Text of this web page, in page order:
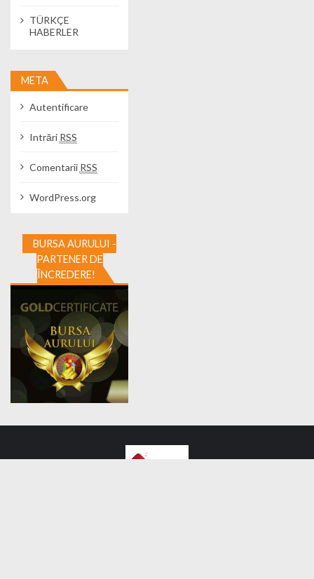
TÜRKÇE
HABERLER
META
Autentificare
Intrări RSS
Comentarii RSS
WordPress.org
BURSA AURULUI -
PARTENER DE
ÎNCREDERE!